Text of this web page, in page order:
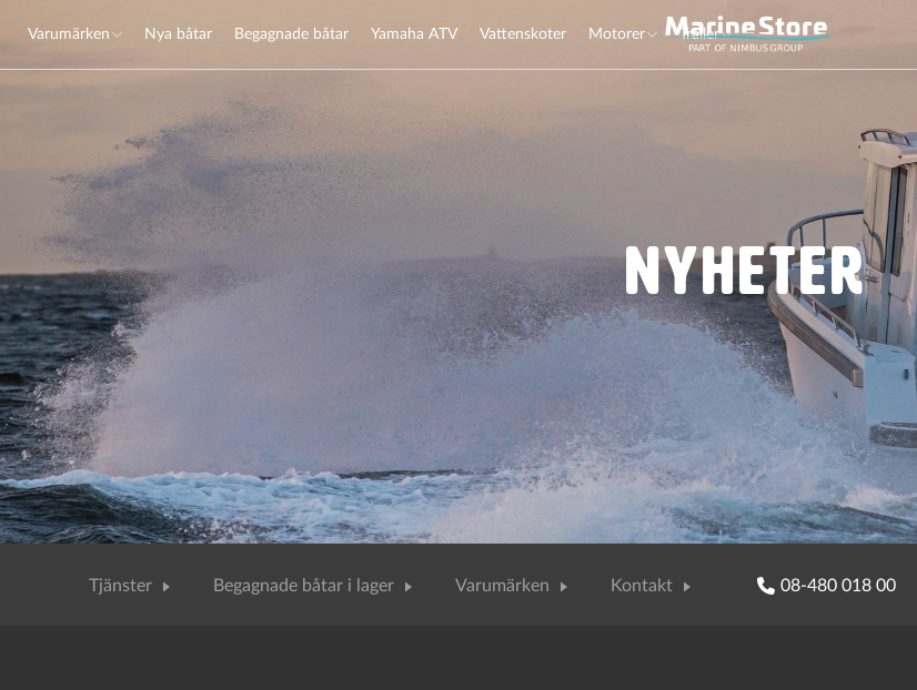
Varumärken Nya båtar Begagnade båtar Yamaha ATV Vattenskoter Motorer Trailer
Nyheter
Tjänster Begagnade båtar i lager Varumärken Kontakt 08-480 018 00